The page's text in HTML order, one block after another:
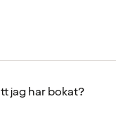
jag har bokat?